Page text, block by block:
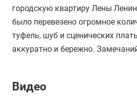
городскую квартиру Лены
было перевезено огромное
туфель, шуб и сценических
аккуратно и бережно.
Видео